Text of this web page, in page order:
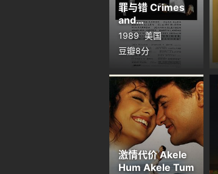
罪与错 Crimes
and
Misdemeanors
1989 美国
豆瓣8分
激情代价 Akele
Hum Akele Tum